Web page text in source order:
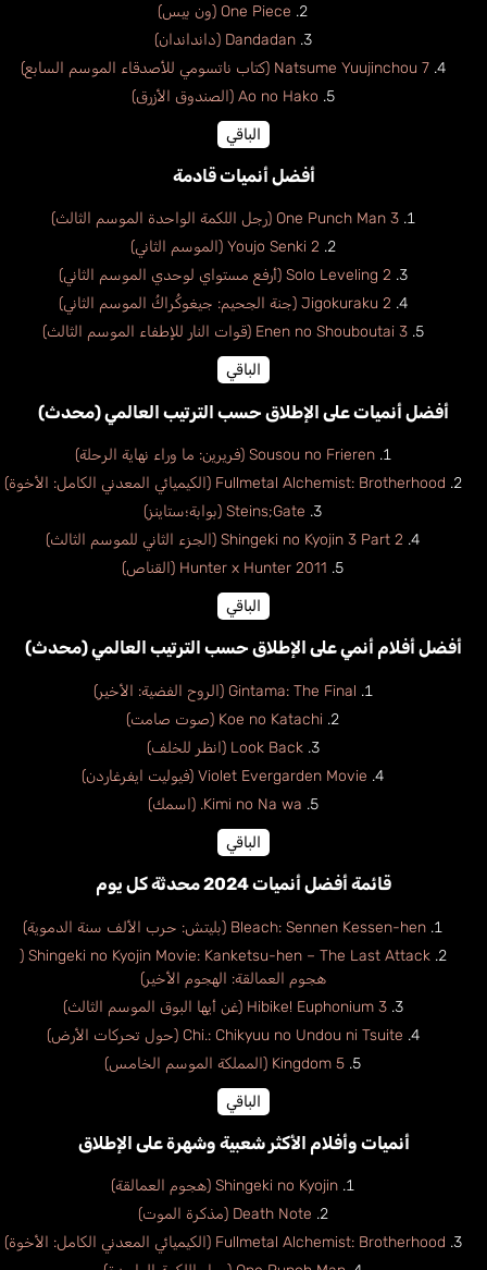
One Piece (ون بيس)
Dandadan (دانداندان)
Natsume Yuujinchou 7 (كتاب ناتسومي للأصدقاء الموسم السابع)
Ao no Hako (الصندوق الأزرق)
الباقي
أفضل أنميات قادمة
One Punch Man 3 (رجل اللكمة الواحدة الموسم الثالث)
Youjo Senki 2 (الموسم الثاني)
Solo Leveling 2 (أرفع مستواي لوحدي الموسم الثاني)
Jigokuraku 2 (جنة الجحيم: جيغوكُراكُ الموسم الثاني)
Enen no Shouboutai 3 (قوات النار للإطفاء الموسم الثالث)
الباقي
أفضل أنميات على الإطلاق حسب الترتيب العالمي (محدث)
Sousou no Frieren (فريرين: ما وراء نهاية الرحلة)
Fullmetal Alchemist: Brotherhood (الكيميائي المعدني الكامل: الأخوة)
Steins;Gate (بوابة؛ستاينز)
Shingeki no Kyojin 3 Part 2 (الجزء الثاني للموسم الثالث)
Hunter x Hunter 2011 (القناص)
الباقي
أفضل أفلام أنمي على الإطلاق حسب الترتيب العالمي (محدث)
Gintama: The Final (الروح الفضية: الأخير)
Koe no Katachi (صوت صامت)
Look Back (انظر للخلف)
Violet Evergarden Movie (فيوليت ايفرغاردن)
Kimi no Na wa. (اسمك)
الباقي
قائمة أفضل أنميات 2024 محدثة كل يوم
Bleach: Sennen Kessen-hen (بليتش: حرب الألف سنة الدموية)
Shingeki no Kyojin Movie: Kanketsu-hen – The Last Attack (
هجوم العمالقة: الهجوم الأخير)
Hibike! Euphonium 3 (غن أيها البوق الموسم الثالث)
Chi.: Chikyuu no Undou ni Tsuite (حول تحركات الأرض)
Kingdom 5 (المملكة الموسم الخامس)
الباقي
أنميات وأفلام الأكثر شعبية وشهرة على الإطلاق
Shingeki no Kyojin (هجوم العمالقة)
Death Note (مذكرة الموت)
Fullmetal Alchemist: Brotherhood (الكيميائي المعدني الكامل: الأخوة)